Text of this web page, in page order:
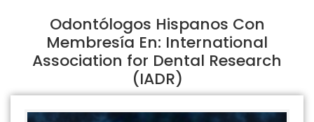
Odontólogos Hispanos Con
Membresía En: International
Association for Dental Research
(IADR)